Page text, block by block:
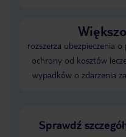
rozszerza ubezpieczenia
ochrony od kosztów
wypadków o zdarzenia
Sprawdź